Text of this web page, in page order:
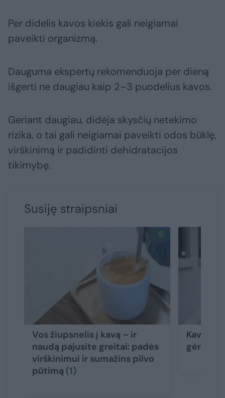
Per didelis kavos kiekis gali neigiamai
paveikti organizmą.
Dauguma ekspertų rekomenduoja per dieną
išgerti ne daugiau kaip 2–3 puodelius kavos.
Geriant daugiau, didėja skysčių netekimo
rizika, o tai gali neigiamai paveikti odos būklę,
virškinimą ir padidinti dehidratacijos
tikimybę.
Susiję straipsniai
Vos žiupsnelis į kavą – ir
naudą pajusite greitai: padės
virškinimui ir sumažins pilvo
pūtimą (1)
Kava:
gėrimą,